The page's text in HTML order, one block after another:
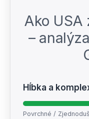
Ako USA
–
Hĺbka a
Povrchné /